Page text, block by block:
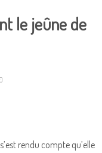
le jeûne de
rendu compte qu’elle